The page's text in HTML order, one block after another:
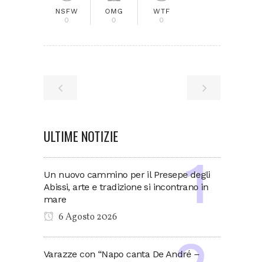
NSFW
0
OMG
0
WTF
0
ULTIME NOTIZIE
Un nuovo cammino per il Presepe degli
Abissi, arte e tradizione si incontrano in
mare
6 Agosto 2026
Varazze con “Napo canta De André –